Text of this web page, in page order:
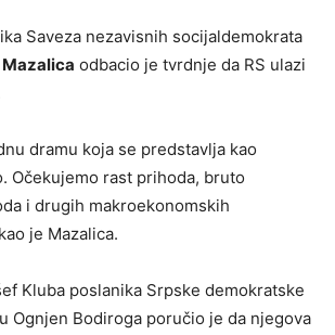
Saveza nezavisnih socijaldemokrata
odbacio je tvrdnje da RS ulazi
dramu koja se predstavlja kao
Očekujemo rast prihoda, bruto
i drugih makroekonomskih
je Mazalica.
Kluba poslanika Srpske demokratske
Ognjen Bodiroga poručio je da njegova